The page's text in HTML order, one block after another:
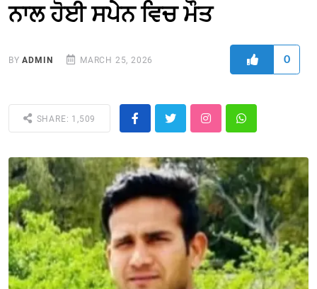
ਨਾਲ ਹੋਈ ਸਪੇੇਨ ਵਿਚ ਮੌਤ
BYADMIN MARCH 25, 2026 0
SHARE: 1,509